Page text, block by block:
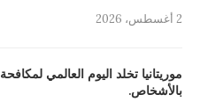
2 أغسطس، 2026
موريتانيا تخلد اليوم العالمي لمكافحة
بالأشخاص.